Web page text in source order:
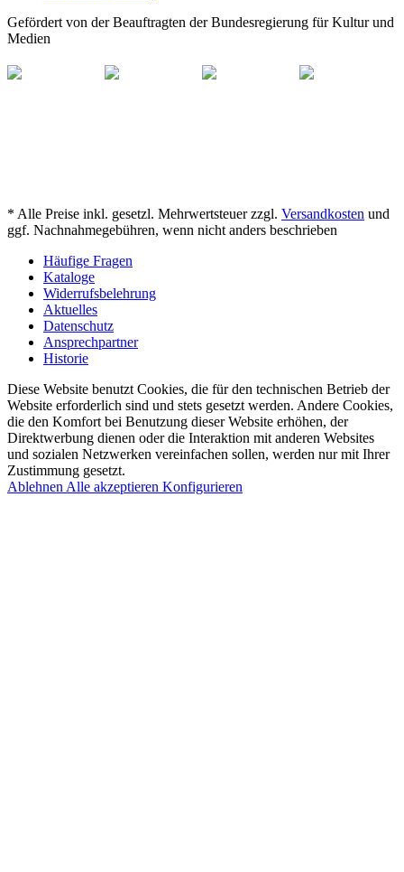
Gefördert von der Beauftragten der Bundesregierung für Kultur und
Medien
* Alle Preise inkl. gesetzl. Mehrwertsteuer zzgl. Versandkosten und
ggf. Nachnahmegebühren, wenn nicht anders beschrieben
Häufige Fragen
Kataloge
Widerrufsbelehrung
Aktuelles
Datenschutz
Ansprechpartner
Historie
Diese Website benutzt Cookies, die für den technischen Betrieb der
Website erforderlich sind und stets gesetzt werden. Andere Cookies,
die den Komfort bei Benutzung dieser Website erhöhen, der
Direktwerbung dienen oder die Interaktion mit anderen Websites
und sozialen Netzwerken vereinfachen sollen, werden nur mit Ihrer
Zustimmung gesetzt.
Ablehnen Alle akzeptieren Konfigurieren